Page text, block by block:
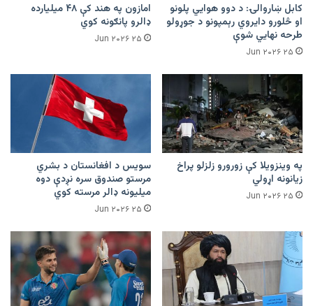
کابل ښاروالۍ: د دوو هوايي پلونو
او څلورو دایروي رېمپونو د جوړولو
طرحه نهایي شوې
۲۵ Jun ۲۰۲۶
امازون په هند کې ۴۸ میلیارده
ډالرو پانګونه کوي
۲۵ Jun ۲۰۲۶
په وینزویلا کې زورورو زلزلو پراخ
زیانونه اړولي
۲۵ Jun ۲۰۲۶
سویس د افغانستان د بشري
مرستو صندوق سره نږدې دوه
میلیونه ډالر مرسته کوي
۲۵ Jun ۲۰۲۶